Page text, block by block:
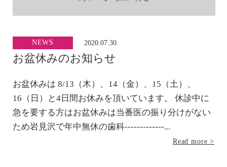
NEWS 2020.07.30
お盆休みのお知らせ
お盆休みは 8/13（木）、14（金）、15（土）、
16（日）と4日間お休みを頂いています。 休診中に
急を要する方はお盆休みは当番医の振り分けがない
ため岩見沢で年中無休の歯科-------------...
Read more >